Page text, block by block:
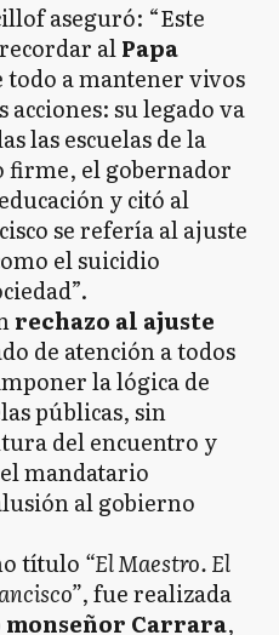
aseguró: “Este
alPapa
todo a mantener vivos
acciones: su legado va
las escuelas de la
firme, el gobernador
y citó al
se refería al ajuste
el suicidio
rechazo al ajuste
de atención a todos
la lógica de
públicas, sin
del encuentro y
mandatario
al gobierno
título “El Maestro. El
, fue realizada
monseñor Carrara,